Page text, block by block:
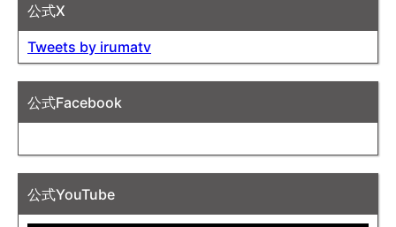
公式X
Tweets by irumatv
公式Facebook
公式YouTube